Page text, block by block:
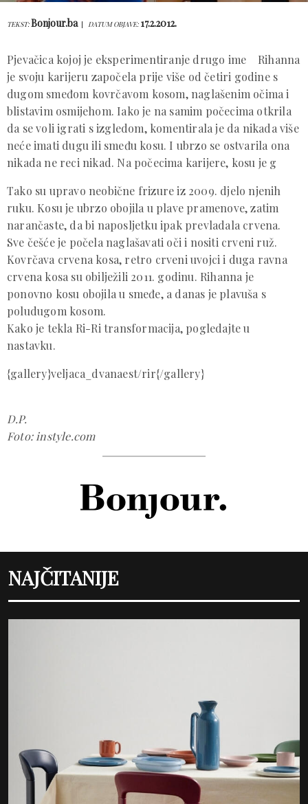
TEKST:Bonjour.ba DATUM OBJAVE: 17.2.2012.
Pjevačica kojoj je eksperimentiranje drugo ime Rihanna
je svoju karijeru započela prije više od četiri godine s
dugom smeđom kovrčavom kosom, naglašenim očima i
blistavim osmijehom. Iako je na samim počecima otkrila
da se voli igrati s izgledom, komentirala je da nikada više
neće imati dugu ili smeđu kosu. I ubrzo se ostvarila ona
nikada ne reci nikad. Na počecima karijere, kosu je g
Tako su upravo neobične frizure iz 2009. djelo njenih
ruku. Kosu je ubrzo obojila u plave pramenove, zatim
narančaste, da bi naposljetku ipak prevladala crvena.
Sve češće je počela naglašavati oči i nositi crveni ruž.
Kovrčava crvena kosa, retro crveni uvojci i duga ravna
crvena kosa su obilježili 2011. godinu. Rihanna je
ponovno kosu obojila u smeđe, a danas je plavuša s
poludugom kosom.
Kako je tekla Ri-Ri transformacija, pogledajte u
nastavku.
{gallery}veljaca_dvanaest/rir{/gallery}
D.P.
Foto: instyle.com
NAJČITANIJE